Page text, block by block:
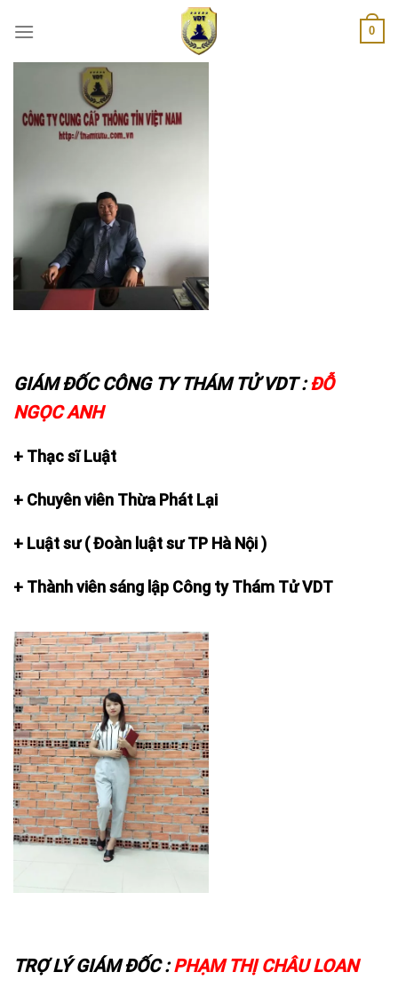
0
GIÁM ĐỐC CÔNG TY THÁM TỬ VDT :ĐỖ
NGỌC ANH
+ Thạc sĩ Luật
+ Chuyên viên Thừa Phát Lại
+ Luật sư ( Đoàn luật sư TP Hà Nội )
+ Thành viên sáng lập Công ty Thám Tử VDT
TRỢ LÝ GIÁM ĐỐC :PHẠM THỊ CHÂU LOAN